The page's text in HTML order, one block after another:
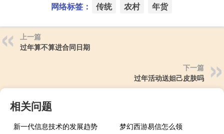
网络标签： 传统 农村 年货
上一篇
过年算不算进合同日期
下一篇
过年活动送妲己皮肤吗
相关问题
新一代信息技术的发展趋势
梦幻西游易信怎么领